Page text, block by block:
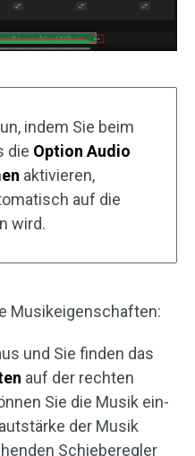
indem Sie beim
die Option Audio
aktivieren,
auf die
wird.
Musikeigenschaften:
und Sie finden das
auf der rechten
Sie die Musik ein-
der Musik
Schieberegler